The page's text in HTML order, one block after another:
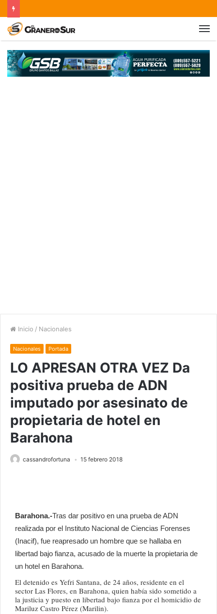
Inicio / Nacionales
Nacionales Portada
LO APRESAN OTRA VEZ Da
positiva prueba de ADN
imputado por asesinato de
propietaria de hotel en
Barahona
cassandrofortuna 15 febrero 2018
Barahona.-Tras dar positivo en una prueba de ADN
realizada por el Instituto Nacional de Ciencias Forenses
(Inacif), fue reapresado un hombre que se hallaba en
libertad bajo fianza, acusado de la muerte la propietaria de
un hotel en Barahona.
El detenido es Yefri Santana, de 24 años, residente en el
sector Las Flores, en Barahona, quien había sido sometido a
la justicia y puesto en libertad bajo fianza por el homicidio de
Mariluz Castro Pérez (Marilin).